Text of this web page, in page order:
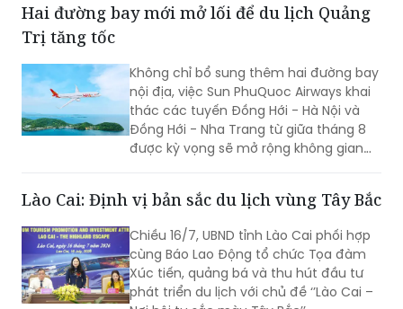
Hai đường bay mới mở lối để du lịch Quảng
Trị tăng tốc
Không chỉ bổ sung thêm hai đường bay
nội địa, việc Sun PhuQuoc Airways khai
thác các tuyến Đồng Hới - Hà Nội và
Đồng Hới - Nha Trang từ giữa tháng 8
được kỳ vọng sẽ mở rộng không gian
quốc tế, tạo đà cho Lễ hội Vì Hòa bình
2026 và Năm Du lịch Quốc gia - Quảng
Trị 2027.
Lào Cai: Định vị bản sắc du lịch vùng Tây Bắc
Chiều 16/7, UBND tỉnh Lào Cai phối hợp
cùng Báo Lao Động tổ chức Tọa đàm
Xúc tiến, quảng bá và thu hút đầu tư
phát triển du lịch với chủ đề ‘’Lào Cai –